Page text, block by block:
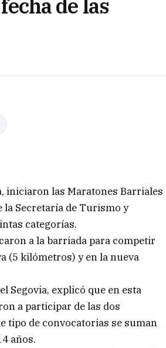
de las
iniciaron las Maratones Barriales
la Secretaría de Turismo y
categorías.
a la barriada para competir
(5 kilómetros) y en la nueva
Segovia, explicó que en esta
a participar de las dos
tipo de convocatorias se suman
años.